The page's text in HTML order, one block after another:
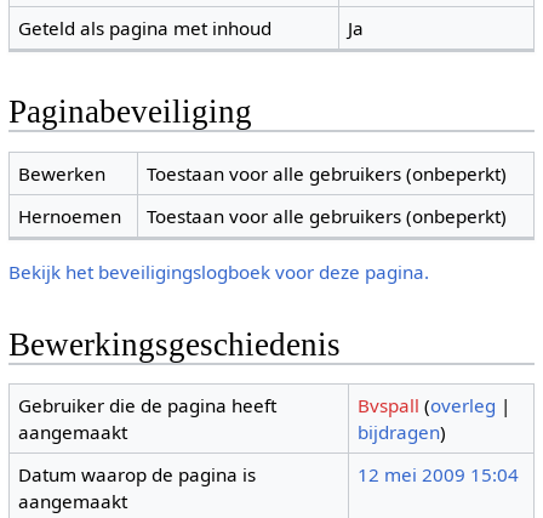
Geteld als pagina met inhoud Ja
Paginabeveiliging
Bewerken
Toestaan voor alle gebruikers (onbeperkt)
Hernoemen
Toestaan voor alle gebruikers (onbeperkt)
Bekijk het beveiligingslogboek voor deze pagina.
Bewerkingsgeschiedenis
Gebruiker die de pagina heeft
aangemaakt
Bvspall (overleg |
bijdragen)
Datum waarop de pagina is
aangemaakt
12 mei 2009 15:04